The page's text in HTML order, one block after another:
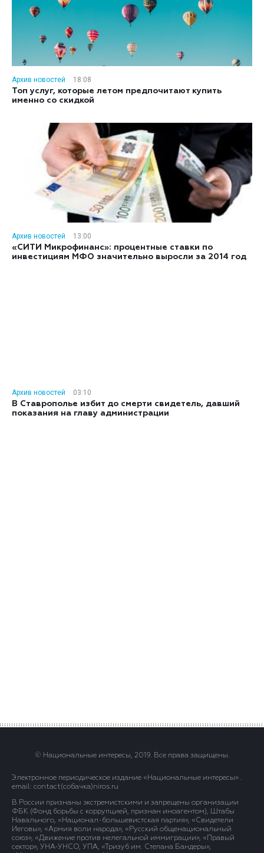
Архив новостей
18:08
Топ услуг, которые летом предпочитают купить
именно со скидкой
Архив новостей
13:00
«СИТИ Микрофинанс»: процентные ставки по
инвестициям МФО значительно выросли за 2014 год
Архив новостей
03:10
В Ставрополье избит до смерти свидетель, давший
показания на главу администрации
© Национальные интересы, 2019. Все права защищены.
Электронное периодическое издание «Национальные интересы» .
email: contact(сoбaчка)niros.ru
В России признаны экстремистскими и запрещены организации
ФБК (Фонд борьбы с коррупцией, признан иноагентом), Штабы
Навального, «Национал-большевистская партия», «Свидетели
Иеговы», «Армия воли народа», «Русский общенациональный
союз», «Движение против нелегальной иммиграции», «Правый
сектор», УНА-УНСО, УПА, «Тризуб им. Степана Бандеры»,